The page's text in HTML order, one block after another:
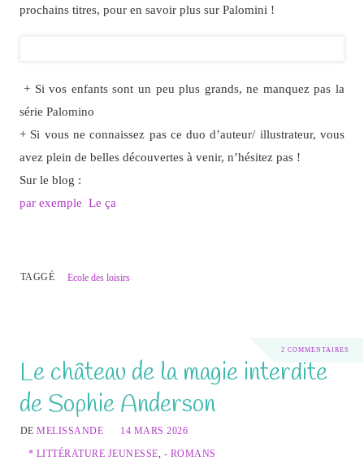
prochains titres, pour en savoir plus sur Palomini !
+ Si vos enfants sont un peu plus grands, ne manquez pas la
série Palomino
+ Si vous ne connaissez pas ce duo d’auteur/ illustrateur, vous
avez plein de belles découvertes à venir, n’hésitez pas !
Sur le blog :
par exemple Le ça
TAGGÉ Ecole des loisirs
2 COMMENTAIRES
Le château de la magie interdite
de Sophie Anderson
DEMELISSANDE
14 MARS 2026
* LITTÉRATURE JEUNESSE, - ROMANS